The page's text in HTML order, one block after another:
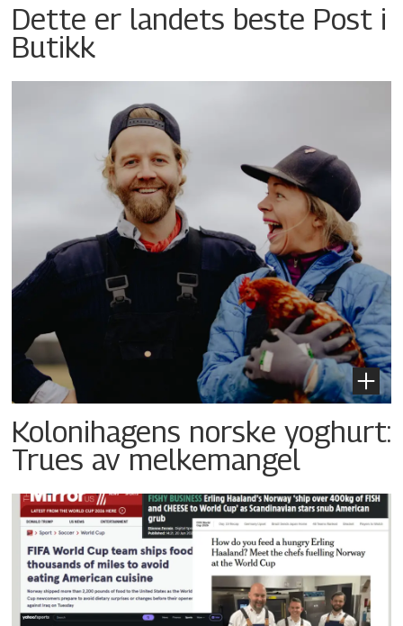
Dette er landets beste Post i
Butikk
Kolonihagens norske yoghurt:
Trues av melkemangel